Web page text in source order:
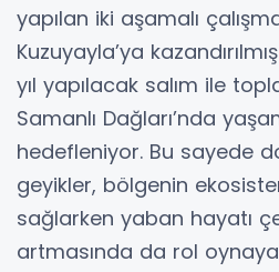
yapılan iki aşamalı
Kuzuyayla’ya
yıl yapılacak salım ile
Samanlı Dağları’nda
hedefleniyor. Bu sayede
geyikler, bölgenin
sağlarken yaban hayatı
artmasında da rol